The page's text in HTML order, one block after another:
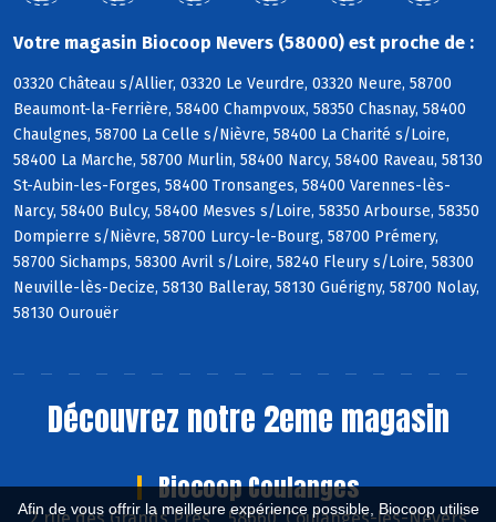
Afin de vous offrir la meilleure expérience possible, Biocoop utilise
Votre magasin Biocoop Nevers (58000) est proche de :
03320 Château s/Allier, 03320 Le Veurdre, 03320 Neure, 58700
Beaumont-la-Ferrière, 58400 Champvoux, 58350 Chasnay, 58400
Chaulgnes, 58700 La Celle s/Nièvre, 58400 La Charité s/Loire,
58400 La Marche, 58700 Murlin, 58400 Narcy, 58400 Raveau, 58130
St-Aubin-les-Forges, 58400 Tronsanges, 58400 Varennes-lès-
Narcy, 58400 Bulcy, 58400 Mesves s/Loire, 58350 Arbourse, 58350
Dompierre s/Nièvre, 58700 Lurcy-le-Bourg, 58700 Prémery,
58700 Sichamps, 58300 Avril s/Loire, 58240 Fleury s/Loire, 58300
Neuville-lès-Decize, 58130 Balleray, 58130 Guérigny, 58700 Nolay,
58130 Ourouër
Découvrez notre 2eme magasin
Biocoop Coulanges